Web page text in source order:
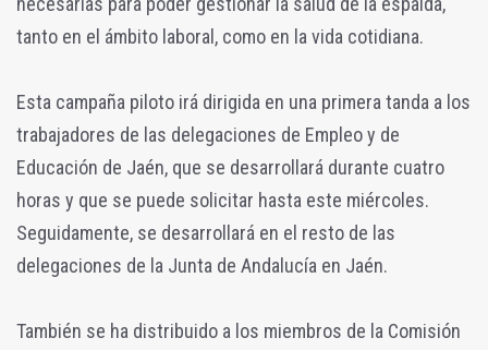
tanto en el ámbito laboral, como en la vida cotidiana.
Esta campaña piloto irá dirigida en una primera tanda a los
trabajadores de las delegaciones de Empleo y de
Educación de Jaén, que se desarrollará durante cuatro
horas y que se puede solicitar hasta este miércoles.
Seguidamente, se desarrollará en el resto de las
delegaciones de la Junta de Andalucía en Jaén.
También se ha distribuido a los miembros de la Comisión